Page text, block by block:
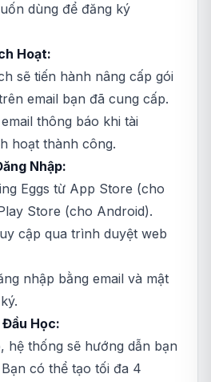
dùng để đăng ký
Hoạt:
sẽ tiến hành nâng cấp gói
email bạn đã cung cấp.
thông báo khi tài
hoạt thành công.
Nhập:
Eggs từ App Store (cho
Store (cho Android).
cập qua trình duyệt web
nhập bằng email và mật
Học:
hệ thống sẽ hướng dẫn bạn
có thể tạo tối đa 4